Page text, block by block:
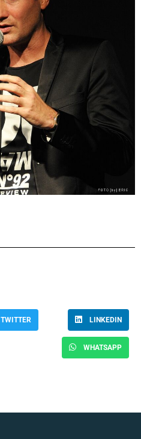
TWITTER LINKEDIN
WHATSAPP